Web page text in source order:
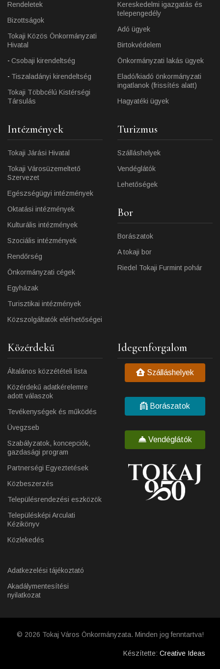
Rendeletek
Bizottságok
Tokaji Közös Önkormányzati
Hivatal
Csobaji kirendeltség
Tiszaladányi kirendeltség
Tokaji Többcélú Kistérségi
Társulás
Kereskedelmi igazgatás és
telepengedély
Adó ügyek
Birtokvédelem
Önkormányzati lakás ügyek
Eladó/kiadó önkormányzati
ingatlanok (frissítés alatt)
Hagyatéki ügyek
Intézmények
Tokaji Járási Hivatal
Tokaji Városüzemeltető
Szervezet
Egészségügyi intézmények
Oktatási intézmények
Kulturális intézmények
Szociális intézmények
Rendőrség
Önkormányzati cégek
Egyházak
Turisztikai intézmények
Közszolgáltatók elérhetőségei
Turizmus
Szálláshelyek
Vendéglátók
Lehetőségek
Bor
Borászatok
A tokaji bor
Riedel Tokaji Furmint pohár
Közérdekű
Általános közzétételi lista
Közérdekű adatkérelemre
adott válaszok
Tevékenységek és működés
Üvegzseb
Szabályzatok, koncepciók,
gazdasági program
Partnerségi Egyeztetések
Közbeszerzés
Településrendezési eszközök
Településképi Arculati
Kézikönyv
Közlekedés
Adatkezelési tájékoztató
Akadálymentesítési
nyilatkozat
Idegenforgalom
Szálláshelyek
Borászatok
Vendéglátók
© 2026 Tokaj Város Önkormányzata. Minden jog fenntartva!
Készítette: Creative Ideas